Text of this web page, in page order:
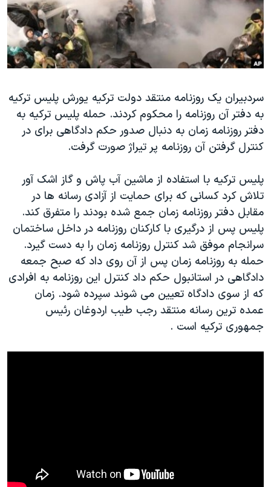
حقوق شهروندی
اقتصادی
اسرائیل در جنگ
گالری عکس
آرشیو پخش زنده
انتخابات ریاست جمهوری آمریکا ۲۰۲۴
حمله جمهوری اسلامی به اسرائیل
ورزش زنان در ایران
اعتراضات زن، زندگی، آزادی
مجموعه مستندهای دادخواهی
دادگاه حمید نوری
چهل سال گروگان‌گیری
قانون شفافیت دارائی کادر رهبری ایران
اعتراضات مردمی آبان ۹۸
اسرائیل در جنگ
نرگس محمدی برنده جایزه نوبل صلح
همایش محافظه‌کاران آمریکا «سی‌پک»
دنبال کنید
زبانهای مختلف
سردبیران یک روزنامه منتقد دولت ترکیه یورش پلیس ترکیه
به دفتر آن روزنامه را محکوم کردند. حمله پلیس ترکیه به
دفتر روزنامه زمان به دنبال صدور حکم دادگاهی برای در
کنترل گرفتن آن روزنامه پر تیراژ صورت گرفت.
پلیس ترکیه با استفاده از ماشین آب پاش و گاز اشک آور
تلاش کرد کسانی که برای حمایت از آزادی رسانه ها در
مقابل دفتر روزنامه زمان جمع شده بودند را متفرق کند.
پلیس پس از درگیری با کارکنان روزنامه در داخل ساختمان
سرانجام موفق شد کنترل روزنامه زمان را به دست گیرد.
حمله به روزنامه زمان پس از آن روی داد که صبح جمعه
دادگاهی در استانبول حکم داد کنترل این روزنامه به افرادی
که از سوی دادگاه تعیین می شوند سپرده شود. زمان
عمده ترین رسانه منتقد رجب طیب اردوغان رئیس
جمهوری ترکیه است .